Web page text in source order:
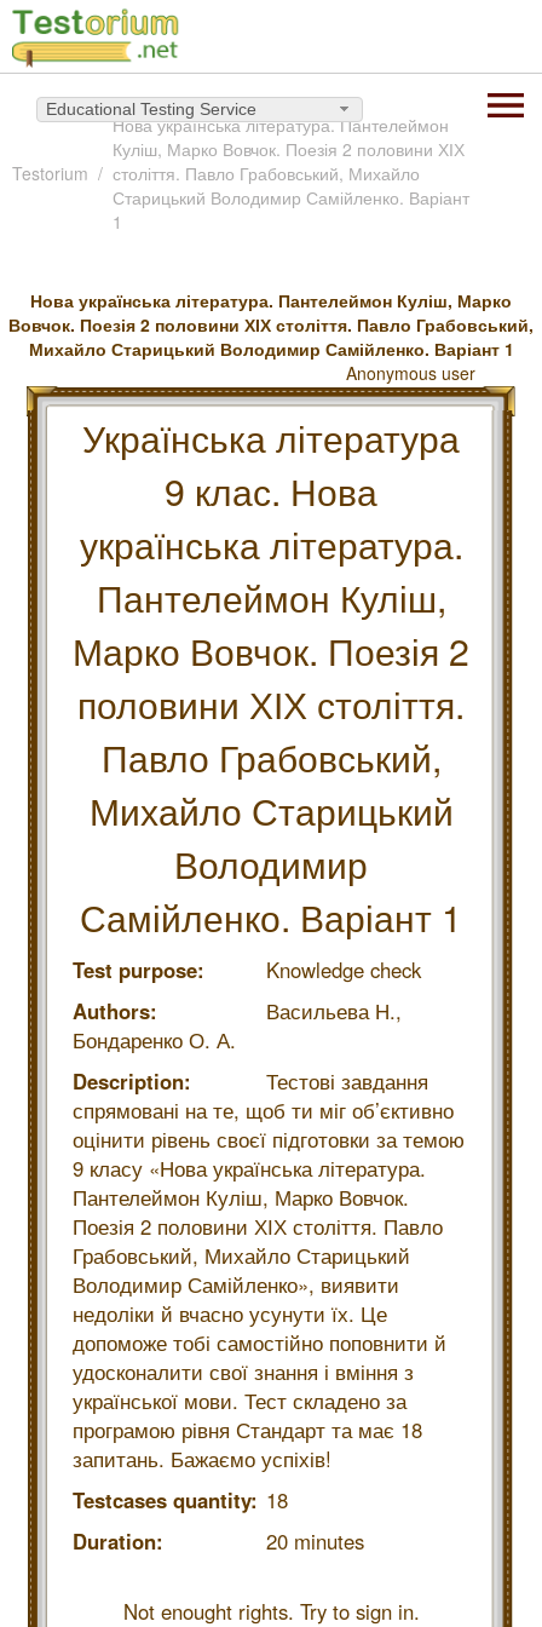
Educational Testing Service
Testorium
Нова українська література. Пантелеймон
Куліш, Марко Вовчок. Поезія 2 половини ХІХ
століття. Павло Грабовський, Михайло
Старицький Володимир Самійленко. Варіант
1
Нова українська література. Пантелеймон Куліш, Марко
Вовчок. Поезія 2 половини ХІХ століття. Павло Грабовський,
Михайло Старицький Володимир Самійленко. Варіант 1
Anonymous user
Українська література
9 клас. Нова
українська література.
Пантелеймон Куліш,
Марко Вовчок. Поезія 2
половини ХІХ століття.
Павло Грабовський,
Михайло Старицький
Володимир
Самійленко. Варіант 1
Test purpose:
Knowledge check
Authors:
Васильева Н.,
Бондаренко О. А.
Description:
Тестові завдання
спрямовані на те, щоб ти міг об’єктивно
оцінити рівень своєї підготовки за темою
9 класу «Нова українська література.
Пантелеймон Куліш, Марко Вовчок.
Поезія 2 половини ХІХ століття. Павло
Грабовський, Михайло Старицький
Володимир Самійленко», виявити
недоліки й вчасно усунути їх. Це
допоможе тобі самостійно поповнити й
удосконалити свої знання і вміння з
української мови. Тест складено за
програмою рівня Стандарт та має 18
запитань. Бажаємо успіхів!
Testcases quantity: 18
Duration:
20 minutes
Not enought rights. Try to sign in.